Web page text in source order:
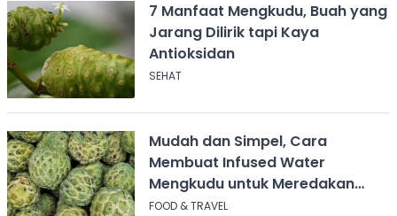
7 Manfaat Mengkudu, Buah yang
Jarang Dilirik tapi Kaya
Antioksidan
SEHAT
Mudah dan Simpel, Cara
Membuat Infused Water
Mengkudu untuk Meredakan
Nyeri Sendi
FOOD & TRAVEL